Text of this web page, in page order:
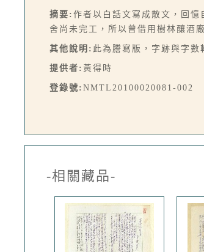
摘要: 作者以白話文寫成散文，回
舍尚未完工，所以曾借用樹林釀酒
其他說明: 此為謄寫版，字跡與字數
提供者: 黃得時
登錄號: NMTL20100020081-002
-相關藏品-